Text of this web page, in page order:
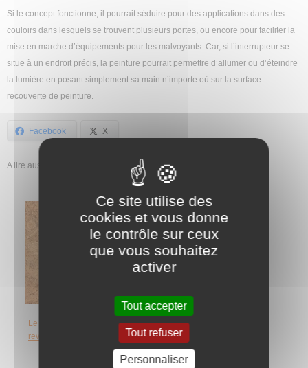
Ce site utilise des
cookies et vous donne
le contrôle sur ceux
que vous souhaitez
activer
Tout accepter
Tout refuser
Personnaliser
Si le concept fonctionne, il pourrait séduire pour des applications dans des
couloirs dans lesquels se trouvent plusieurs portes, ou encore pour faciliter la
mise en marche d’équipements pour les malvoyants. Car, si l’interrupteur se
situe à un endroit précis, la peinture pourrait permettre d’allumer ou d’éteindre
la lumière en posant simplement sa main n’importe où sur la surface
recouverte de peinture.
Facebook X
A lire aussi dans la catégorie Maison :
Le liège : un nouveau
revêtement de sol
Pourquoi faut-il installer un
extracteur d’humidité dans
la salle de bains ?